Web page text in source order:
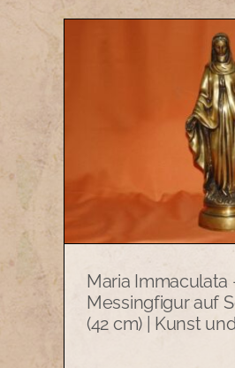
|
Maria Immaculata
Messingfigur auf
(42 cm) | Kunst
Kruzifix,
und
Kunst